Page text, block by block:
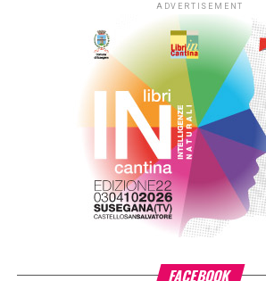
libri nella quotidianità educativa.
si inserisce nella cornice della sfida di
L’infanzia prima di Fondazione Cariplo,
benessere dei bambini e delle bambine
particolare attenzione alle situazioni di
sociale ed economica, promuovendo
individuale e lo sviluppo delle comunità
«L’estensione di #ioleggoperché a tutti
Giovanni Azzone,